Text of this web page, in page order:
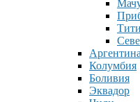
Аргентина
Колумбия
Боливия
Эквадор